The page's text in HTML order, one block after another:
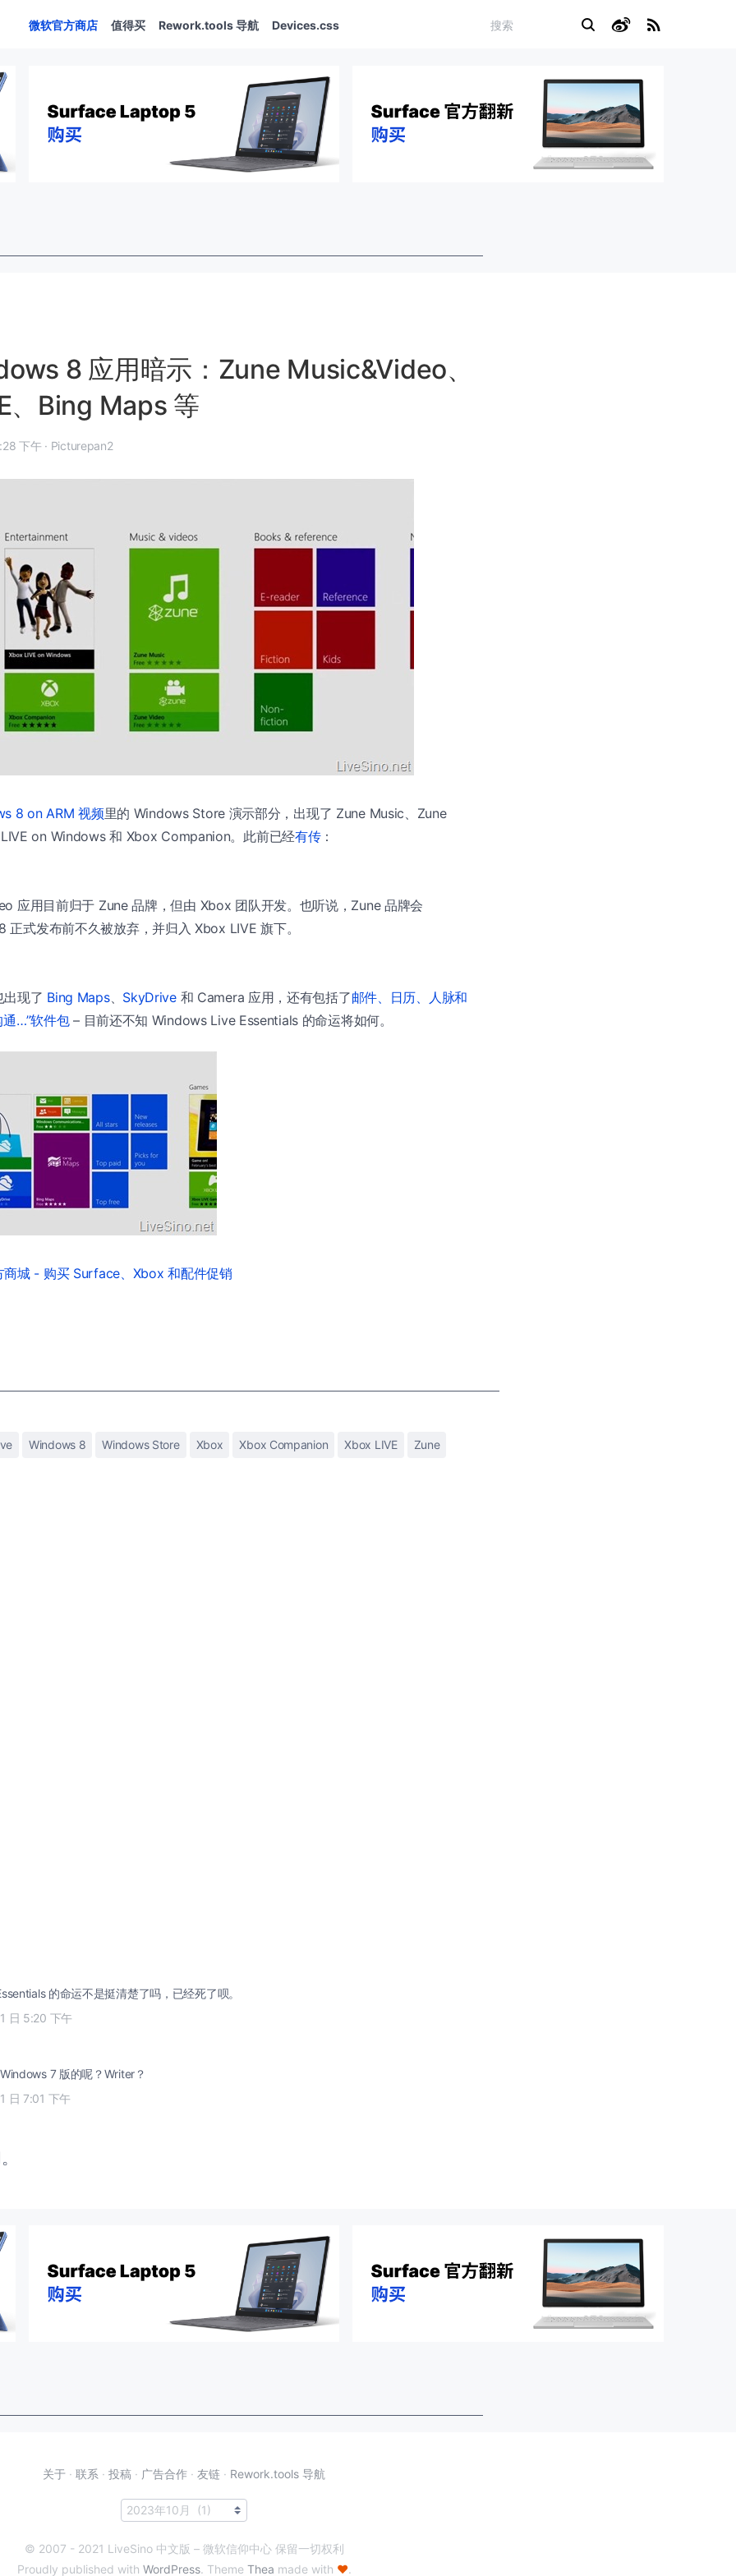
微软官方商店 值得买 Rework.tools 导航 Devices.css
8 应用暗示：Zune Music&Video、
、Bing Maps 等
2 月 10 日, 12:28 下午 · Picturepan2
8 on ARM 视频里的 Windows Store 演示部分，出现了 Zune Music、Zune
on Windows 和 Xbox Companion。此前已经有传：
应用目前归于 Zune 品牌，但由 Xbox 团队开发。也听说，Zune 品牌会
正式发布前不久被放弃，并归入 Xbox LIVE 旗下。
出现了 Bing Maps、 SkyDrive和 Camera 应用，还有包括了邮件、日历、人脉和
…”软件包– 目前还不知 Windows Live Essentials 的命运将如何。
商城 - 购买 Surface、Xbox 和配件促销
Windows 8 Windows Store Xbox Xbox Companion Xbox LIVE Zune
的命运不是挺清楚了吗，已经死了呗。
日 5:20 下午
7 版的呢？Writer？
日 7:01 下午
关于 · 联系 · 投稿 · 广告合作 · 友链 · Rework.tools 导航
© 2007 - 2021 LiveSino 中文版 – 微软信仰中心 保留一切权利
Proudly published with WordPress. Theme Thea made with ♥.